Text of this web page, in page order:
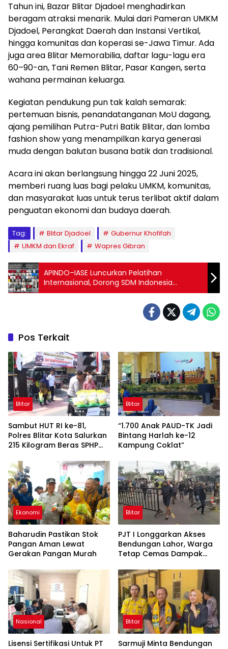
Tahun ini, Bazar Blitar Djadoel menghadirkan
beragam atraksi menarik. Mulai dari Pameran UMKM
Djadoel, Perangkat Daerah dan Instansi Vertikal,
hingga komunitas dan koperasi se-Jawa Timur. Ada
juga area Blitar Memorabilia, daftar lagu-lagu era
60–90-an, Tani Remen Blitar, Pasar Kangen, serta
wahana permainan keluarga.
Kegiatan pendukung pun tak kalah semarak:
pertemuan bisnis, penandatanganan MoU dagang,
ajang pemilihan Putra-Putri Batik Blitar, dan lomba
fashion show yang menampilkan karya generasi
muda dengan balutan busana batik dan tradisional.
Acara ini akan berlangsung hingga 22 Juni 2025,
memberi ruang luas bagi pelaku UMKM, komunitas,
dan masyarakat luas untuk terus terlibat aktif dalam
penguatan ekonomi dan budaya daerah.
Tag: Blitar Djadoel
Gubernur Khofifah
UMKM dan Ekraf
Wapres Gibran
APINDO–IASE Luncurkan Pelatihan
Internasional, Dorong SDM Indonesia
Tembus Kelas Dunia
Pos Terkait
Blitar
Sambut HUT RI ke-81,
Polres Blitar Kota Salurkan
215 Kilogram Beras SPHP
Murah
Blitar
“1.700 Anak PAUD-TK Jadi
Bintang Harlah ke-12
Kampung Coklat”
Ekonomi
Baharudin Pastikan Stok
Pangan Aman Lewat
Gerakan Pangan Murah
Blitar
PJT I Longgarkan Akses
Bendungan Lahor, Warga
Tetap Cemas Dampak
Penutupan Total
Nasional
Lisensi Sertifikasi Untuk PT
Blitar
Sarmuji Minta Bendungan